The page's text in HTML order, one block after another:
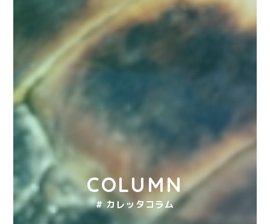
COLUMN
# カレッタコラム